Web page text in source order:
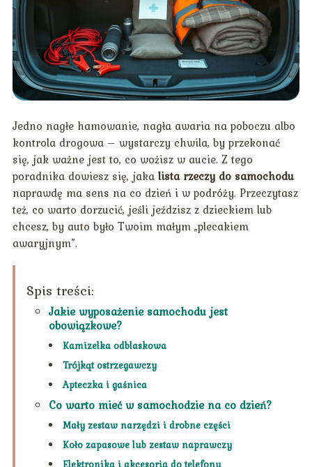
Jedno nagłe hamowanie, nagła awaria na poboczu albo
kontrola drogowa – wystarczy chwila, by przekonać
się, jak ważne jest to, co wożisz w aucie. Z tego
poradnika dowiesz się, jaka lista rzeczy do samochodu
naprawdę ma sens na co dzień i w podróży. Przeczytasz
też, co warto dorzucić, jeśli jeździsz z dzieckiem lub
chcesz, by auto było Twoim małym „plecakiem
awaryjnym”.
Spis treści:
Jakie wyposażenie samochodu jest
obowiązkowe?
Kamizelka odblaskowa
Trójkąt ostrzegawczy
Apteczka i gaśnica
Co warto mieć w samochodzie na co dzień?
Mały zestaw narzędzi i drobne części
Koło zapasowe lub zestaw naprawczy